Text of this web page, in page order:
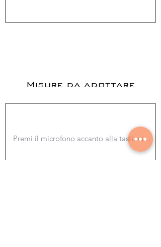
Misure da adottare